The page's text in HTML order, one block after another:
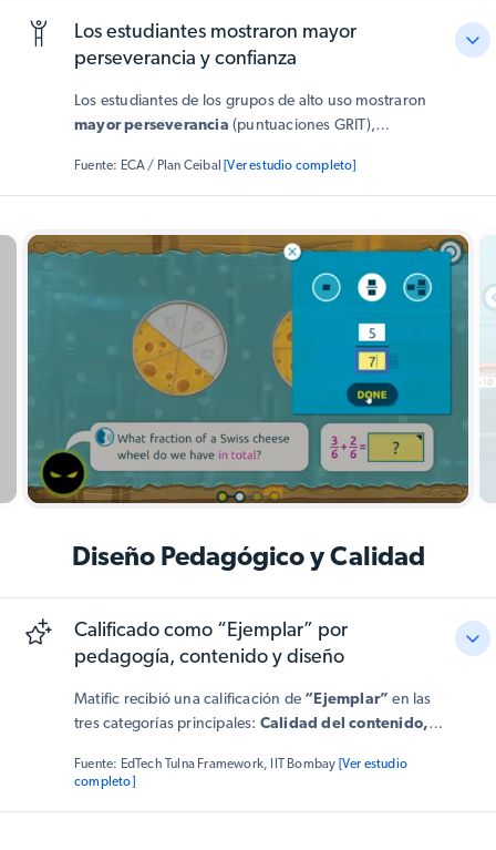
mejor actitud de los estudiantes hacia las matemáticas.
Los estudiantes mostraron mayor
perseverancia y confianza
Los estudiantes de los grupos de alto uso mostraron
mayor perseverancia (puntuaciones GRIT),
hacia las matemáticas . Los docentes observaron que
los estudiantes se mostraron más dispuestos a afrontar
habilidades esenciales para el éxito a largo plazo
Fuente: ECA / Plan Ceibal [Ver estudio completo]
Diseño Pedagógico y Calidad
Calificado como “Ejemplar” por
pedagogía, contenido y diseño
Matific recibió una calificación de “Ejemplar” en las
tres categorías principales: Calidad del contenido,
según el marco EdTech Tulna para 3º–5º curso. La
Fuente: EdTech Tulna Framework, IIT Bombay [Ver estudio
completo]